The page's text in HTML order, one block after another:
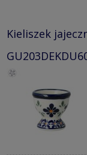
Kieliszek